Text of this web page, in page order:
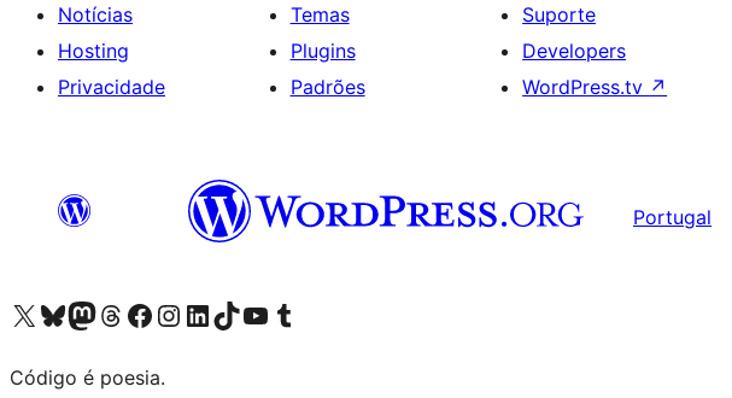
Notícias
Hosting
Privacidade
Temas
Plugins
Padrões
Suporte
Developers
WordPress.tv ↗
Portugal
Visite a nossa conta X (antigo Twitter)
Visit our Bluesky account
Visit our Mastodon account
Visit our Threads account
Visite a nossa página do Facebook
Visite a nossa conta no Instagram
Visite a nossa conta no LinkedIn
Visit our TikTok account
Visit our YouTube channel
Visit our Tumblr account
Código é poesia.